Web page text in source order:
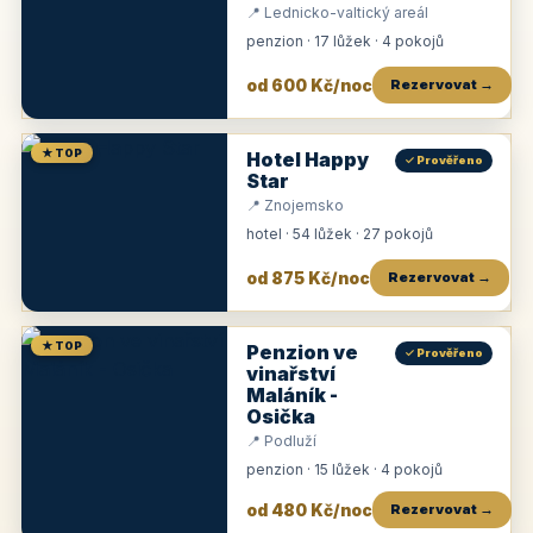
📍 Lednicko-valtický areál
penzion · 17 lůžek · 4 pokojů
od 600 Kč/noc Rezervovat →
★ TOP
Hotel Happy
Star
✓ Prověřeno
📍 Znojemsko
hotel · 54 lůžek · 27 pokojů
od 875 Kč/noc Rezervovat →
★ TOP
Penzion ve
vinařství
Maláník -
Osička
✓ Prověřeno
📍 Podluží
penzion · 15 lůžek · 4 pokojů
od 480 Kč/noc Rezervovat →